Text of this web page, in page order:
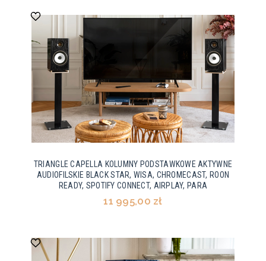
TRIANGLE CAPELLA KOLUMNY PODSTAWKOWE AKTYWNE
AUDIOFILSKIE BLACK STAR, WISA, CHROMECAST, ROON
READY, SPOTIFY CONNECT, AIRPLAY, PARA
11 995,00 zł